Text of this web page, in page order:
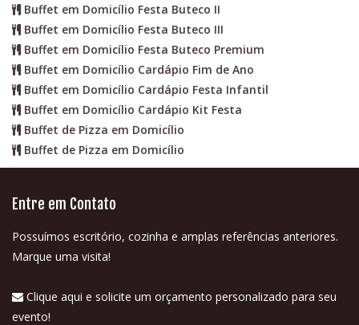
Buffet em Domicílio Festa Buteco II
Buffet em Domicílio Festa Buteco III
Buffet em Domicílio Festa Buteco Premium
Buffet em Domicílio Cardápio Fim de Ano
Buffet em Domicílio Cardápio Festa Infantil
Buffet em Domicílio Cardápio Kit Festa
Buffet de Pizza em Domicílio
Buffet de Pizza em Domicílio
Entre em Contato
Possuímos escritório, cozinha e amplas referências anteriores.
Marque uma visita!
Clique aqui e solicite um orçamento personalizado para seu
evento!